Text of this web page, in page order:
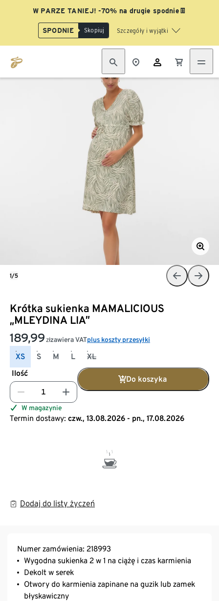
W PARZE TANIEJ! -70% na drugie spodnie👖
SPODNIE Skopiuj Szczegóły i wyjątki
Krótka sukienka MAMALICIOUS
„MLEYDINA LIA”
189,99 złzawiera VATplus koszty przesyłki
XS S M L
XL
Ilość
Do koszyka
W magazynie
Termin dostawy: czw., 13.08.2026 - pn., 17.08.2026
Dodaj do listy życzeń
1/5
Numer zamówienia: 218993
Wygodna sukienka 2 w 1 na ciążę i czas karmienia
Dekolt w serek
Otwory do karmienia zapinane na guzik lub zamek
błyskawiczny